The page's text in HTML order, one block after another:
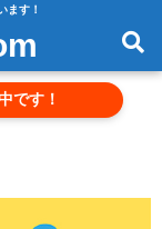
ます！
です！